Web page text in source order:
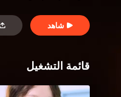
شاهد
قائمة التشغيل